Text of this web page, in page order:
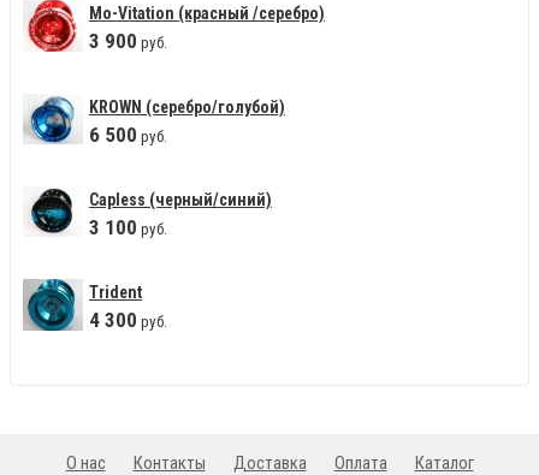
Mo-Vitation (красный /серебро)
3 900 руб.
KROWN (серебро/голубой)
6 500 руб.
Capless (черный/синий)
3 100 руб.
Trident
4 300 руб.
О нас Контакты Доставка Оплата
Каталог